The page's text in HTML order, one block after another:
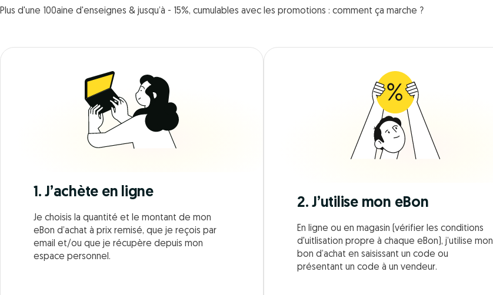
Plus d'une 100aine d'enseignes & jusqu’à - 15%, cumulables avec les promotions : comment ça marche ?
1. J’achète en ligne
Je choisis la quantité et le montant de mon
eBon d’achat à prix remisé, que je reçois par
email et/ou que je récupère depuis mon
espace personnel.
2. J’utilise mon eBon
En ligne ou en magasin (vérifier les conditions
d'uitlisation propre à chaque eBon), j’utilise mon
bon d’achat en saisissant un code ou
présentant un code à un vendeur.